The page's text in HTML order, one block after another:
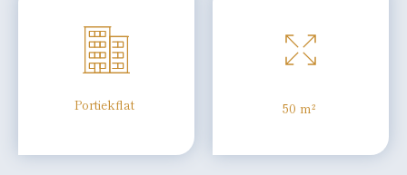
Portiekflat 50 m²